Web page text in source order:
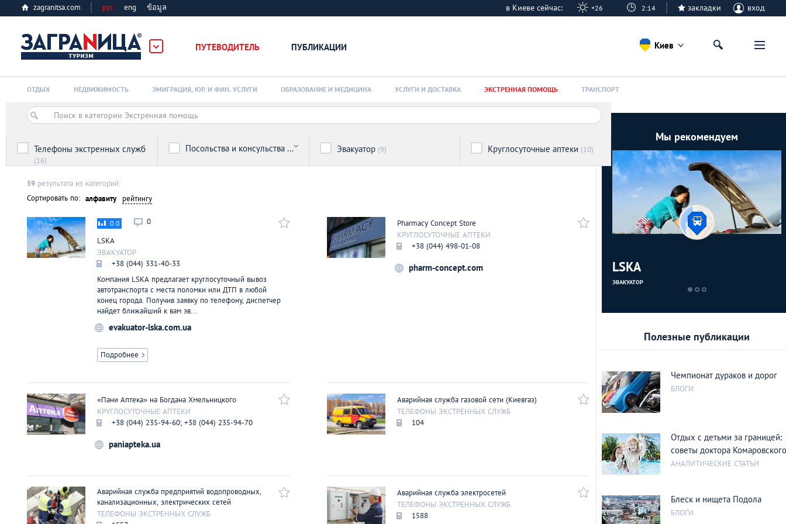
zagranitsa.com рус eng ข้อมูล в Киеве сейчас: +26 2:14 закладки вход
ПУТЕВОДИТЕЛЬ ПУБЛИКАЦИИ
Астана
Афины
Киев
Лондон
Лос-Анджелес
Москва
Париж
Паттайя
Санкт-Петербург
Киев
ОТДЫХ НЕДВИЖИМОСТЬ ЭМИГРАЦИЯ, ЮР. И ФИН. УСЛУГИ ОБРАЗОВАНИЕ И МЕДИЦИНА УСЛУГИ И ДОСТАВКА ЭКСТРЕННАЯ ПОМОЩЬ ТРАНСПОРТ
Телефоны экстренных служб
(16)
Посольства и консульства
(24) Эвакуатор (9) Круглосуточные аптеки (10)
59 результата из категорий:
Сортировать по: алфавиту рейтингу
0.0
0
LSKA
ЭВАКУАТОР
+38 (044) 331-40-33
Компания LSKA предлагает круглосуточный вывоз
автотранспорта с места поломки или ДТП в любой
конец города. Получив заявку по телефону, диспетчер
найдет ближайший к вам эв...
evakuator-lska.com.ua
Подробнее
Pharmaсy Concept Store
КРУГЛОСУТОЧНЫЕ АПТЕКИ
+38 (044) 498-01-08
pharm-concept.com
«Пани Аптека» на Богдана Хмельницкого
КРУГЛОСУТОЧНЫЕ АПТЕКИ
+38 (044) 235-94-60; +38 (044) 235-94-70
paniapteka.ua
Аварийная служба газовой сети (Киевгаз)
ТЕЛЕФОНЫ ЭКСТРЕННЫХ СЛУЖБ
104
Аварийная служба предприятий водопроводных,
канализационных, электрических сетей
ТЕЛЕФОНЫ ЭКСТРЕННЫХ СЛУЖБ
Аварийная служба электросетей
ТЕЛЕФОНЫ ЭКСТРЕННЫХ СЛУЖБ
1588
Мы рекомендуем
LSKA
ЭВАКУАТОР
Эвакуатор «Эконом»
Полезные публикации
Чемпионат дураков и дорог
БЛОГИ
Отдых с детьми за границей:
советы доктора
АНАЛИТИЧЕСКИЕ СТАТЬИ
Блеск и нищета Подола
БЛОГИ